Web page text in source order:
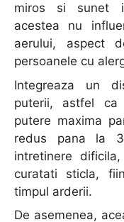
miros si sunet
acestea nu
aerului, aspect
persoanele cu
Integreaza un
puterii, astfel ca
putere maxima
redus pana la
intretinere
curatati sticla,
timpul arderii.
De asemenea,